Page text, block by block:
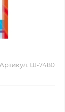
Артикул: Ш-7480